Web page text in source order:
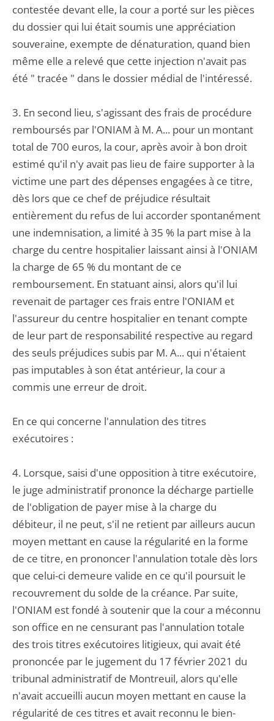
contestée devant elle, la cour a porté sur les pièces
du dossier qui lui était soumis une appréciation
souveraine, exempte de dénaturation, quand bien
même elle a relevé que cette injection n'avait pas
été " tracée " dans le dossier médial de l'intéressé.
3. En second lieu, s'agissant des frais de procédure
remboursés par l'ONIAM à M. A... pour un montant
total de 700 euros, la cour, après avoir à bon droit
estimé qu'il n'y avait pas lieu de faire supporter à la
victime une part des dépenses engagées à ce titre,
dès lors que ce chef de préjudice résultait
entièrement du refus de lui accorder spontanément
une indemnisation, a limité à 35 % la part mise à la
charge du centre hospitalier laissant ainsi à l'ONIAM
la charge de 65 % du montant de ce
remboursement. En statuant ainsi, alors qu'il lui
revenait de partager ces frais entre l'ONIAM et
l'assureur du centre hospitalier en tenant compte
de leur part de responsabilité respective au regard
des seuls préjudices subis par M. A... qui n'étaient
pas imputables à son état antérieur, la cour a
commis une erreur de droit.
En ce qui concerne l'annulation des titres
exécutoires :
4. Lorsque, saisi d'une opposition à titre exécutoire,
le juge administratif prononce la décharge partielle
de l'obligation de payer mise à la charge du
débiteur, il ne peut, s'il ne retient par ailleurs aucun
moyen mettant en cause la régularité en la forme
de ce titre, en prononcer l'annulation totale dès lors
que celui-ci demeure valide en ce qu'il poursuit le
recouvrement du solde de la créance. Par suite,
l'ONIAM est fondé à soutenir que la cour a méconnu
son office en ne censurant pas l'annulation totale
des trois titres exécutoires litigieux, qui avait été
prononcée par le jugement du 17 février 2021 du
tribunal administratif de Montreuil, alors qu'elle
n'avait accueilli aucun moyen mettant en cause la
régularité de ces titres et avait reconnu le bien-